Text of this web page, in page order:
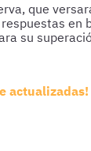
que
su
actualizadas!